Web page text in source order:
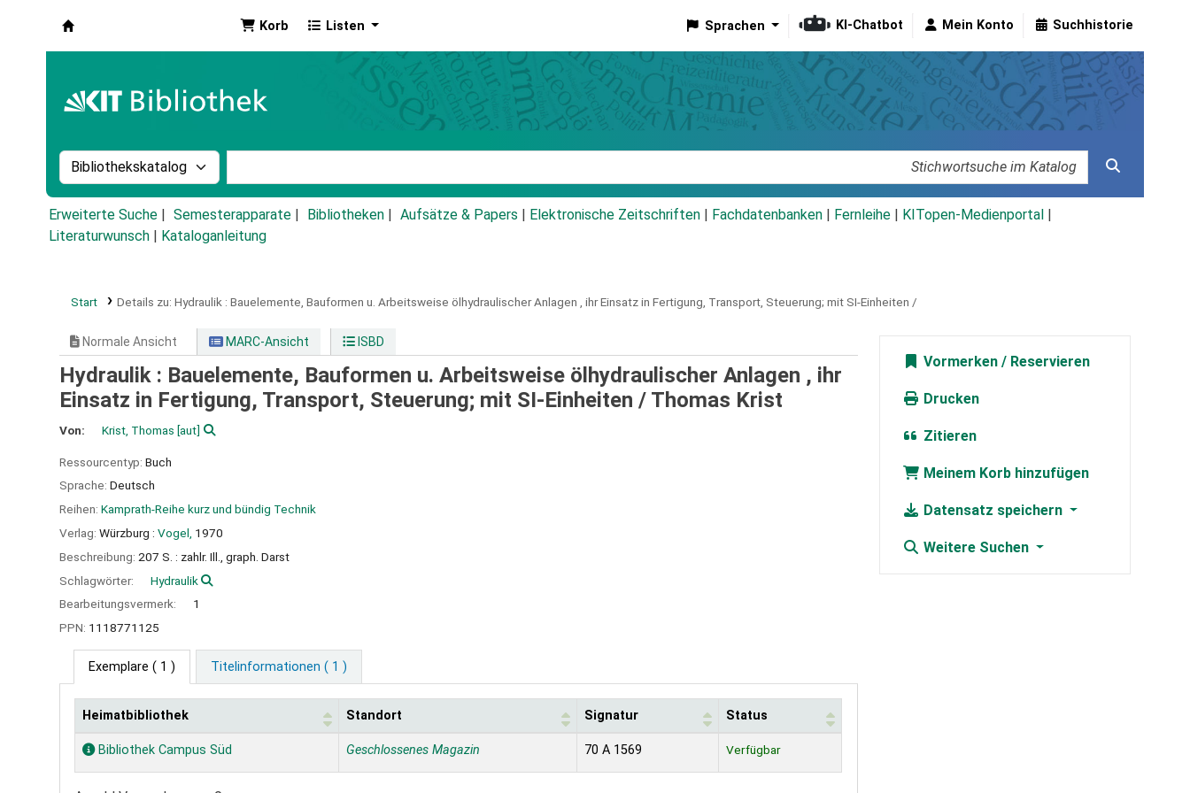
Korb Listen Sprachen KI-Chatbot Mein Konto Suchhistorie
Suche im Katalog nach:
Erweiterte Suche Semesterapparate Bibliotheken Aufsätze & Papers Elektronische Zeitschriften Fachdatenbanken Fernleihe KITopen-Medienportal
Literaturwunsch
Kataloganleitung
Start Details zu: Hydraulik : Bauelemente, Bauformen u. Arbeitsweise ölhydraulischer Anlagen , ihr Einsatz in Fertigung, Transport, Steuerung; mit SI-Einheiten /
Normale Ansicht MARC-Ansicht ISBD
Hydraulik : Bauelemente, Bauformen u. Arbeitsweise ölhydraulischer Anlagen , ihr
Einsatz in Fertigung, Transport, Steuerung; mit SI-Einheiten / Thomas Krist
Von: Krist, Thomas [aut]
Ressourcentyp: Buch
Sprache: Deutsch
Reihen: Kamprath-Reihe kurz und bündig Technik
Verlag: Würzburg : Vogel, 1970
Beschreibung: 207 S. : zahlr. Ill., graph. Darst
Schlagwörter:
Hydraulik
Bearbeitungsvermerk:
1
PPN: 1118771125
Exemplare ( 1 ) Titelinformationen ( 1 )
Exemplare
Heimatbibliothek Standort Signatur Status
Bibliothek Campus Süd Geschlossenes Magazin 70 A 1569 Verfügbar
Vormerken
Drucken
Zitieren
Meinem Korb hinzufügen
Datensatz speichern
Weitere Suchen